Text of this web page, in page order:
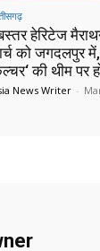
हेरिटेज
को जगदलपुर
की थीम पर
News Writer -